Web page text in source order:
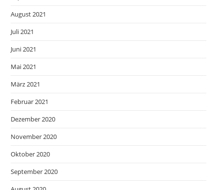
August 2021
Juli 2021
Juni 2021
Mai 2021
März 2021
Februar 2021
Dezember 2020
November 2020
Oktober 2020
September 2020